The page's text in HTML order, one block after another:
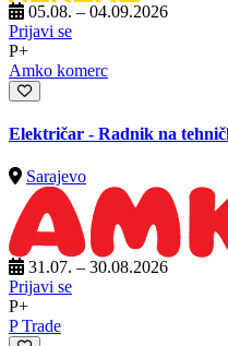
05.08. – 04.09.2026
Prijavi se
P+
Amko komerc
Električar - Radnik na
Sarajevo
31.07. – 30.08.2026
Prijavi se
P+
P Trade